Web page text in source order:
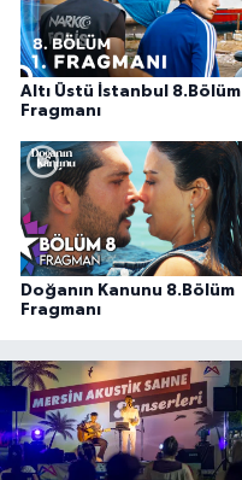
Altı Üstü İstanbul 8.Bölüm
Fragmanı
Doğanın Kanunu 8.Bölüm
Fragmanı